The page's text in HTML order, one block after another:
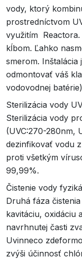
vody, ktorý
prostredníctvom
využitím
kĺbom. Ľahko
smerom. Inštalácia
odmontovať váš
vodovodnej
Sterilizácia vody
Sterilizácia vody
(UVC:270-280nm,
dezinfikovať vodu
proti všetkým
99,99%.
Čistenie vody
Druhá fáza
kavitáciu, oxidáciu
navrhnutej časti
Uvinneco
zvýši účinnosť